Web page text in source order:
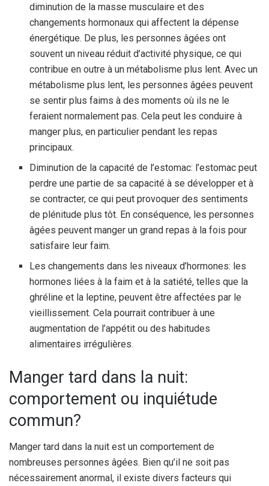
diminution de la masse musculaire et des
changements hormonaux qui affectent la dépense
énergétique. De plus, les personnes âgées ont
souvent un niveau réduit d’activité physique, ce qui
contribue en outre à un métabolisme plus lent. Avec un
métabolisme plus lent, les personnes âgées peuvent
se sentir plus faims à des moments où ils ne le
feraient normalement pas. Cela peut les conduire à
manger plus, en particulier pendant les repas
principaux.
Diminution de la capacité de l’estomac: l’estomac peut
perdre une partie de sa capacité à se développer et à
se contracter, ce qui peut provoquer des sentiments
de plénitude plus tôt. En conséquence, les personnes
âgées peuvent manger un grand repas à la fois pour
satisfaire leur faim.
Les changements dans les niveaux d’hormones: les
hormones liées à la faim et à la satiété, telles que la
ghréline et la leptine, peuvent être affectées par le
vieillissement. Cela pourrait contribuer à une
augmentation de l’appétit ou des habitudes
alimentaires irrégulières.
Manger tard dans la nuit:
comportement ou inquiétude
commun?
Manger tard dans la nuit est un comportement de
nombreuses personnes âgées. Bien qu’il ne soit pas
nécessairement anormal, il existe divers facteurs qui